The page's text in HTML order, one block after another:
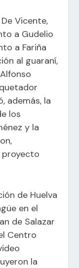
Vicente,
a Gudelio
a Fariña
al guaraní,
además, la
los
y la
proyecto
de Huelva
en el
de Salazar
Centro
la